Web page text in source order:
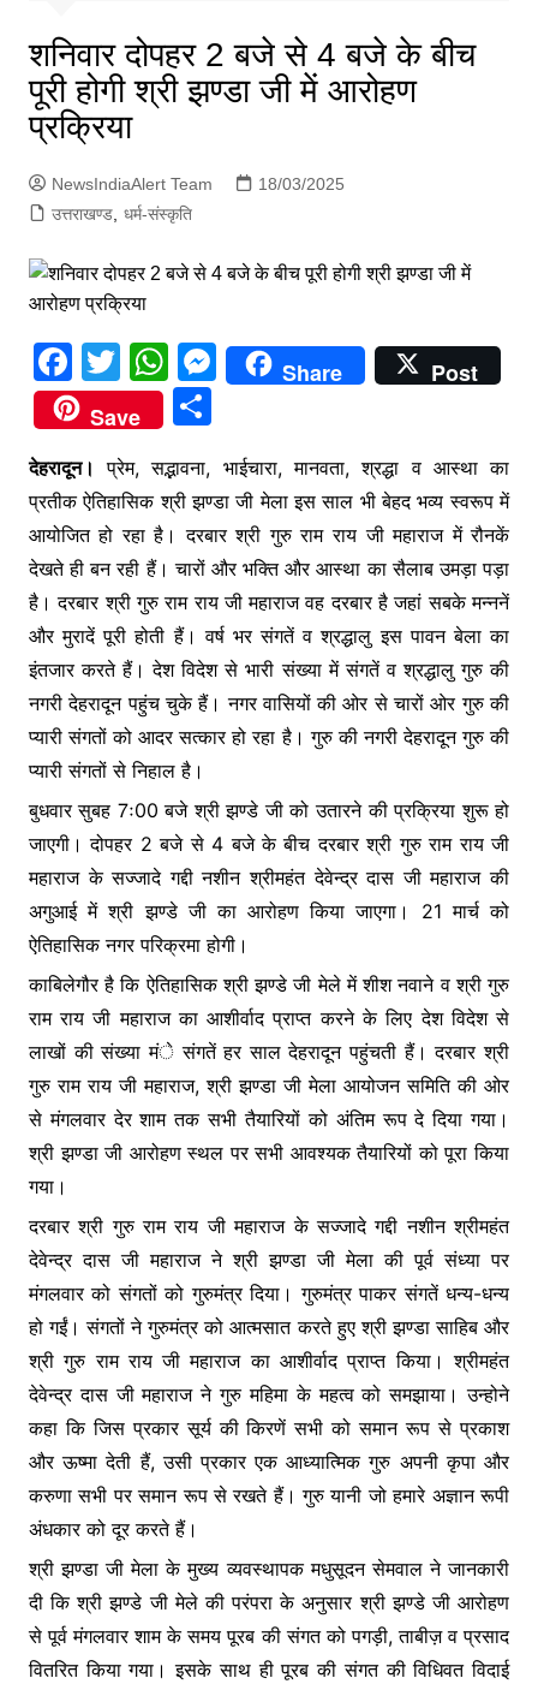
शनिवार दोपहर 2 बजे से 4 बजे के बीच
पूरी होगी श्री झण्डा जी में आरोहण
प्रक्रिया
NewsIndiaAlert Team
18/03/2025
उत्तराखण्ड, धर्म-संस्कृति
F
a
c
e
b
o
o
k
T
w
itt
er
W
h
at
s
A
p
p
M
e
s
e
n
g
er
Share
Post
Save
S
ar
e
देहरादून। प्रेम, सद्भावना, भाईचारा, मानवता, श्रद्धा व आस्था का
प्रतीक ऐतिहासिक श्री झण्डा जी मेला इस साल भी बेहद भव्य स्वरूप में
आयोजित हो रहा है। दरबार श्री गुरु राम राय जी महाराज में रौनकें
देखते ही बन रही हैं। चारों और भक्ति और आस्था का सैलाब उमड़ा पड़ा
है। दरबार श्री गुरु राम राय जी महाराज वह दरबार है जहां सबके मन्ननें
और मुरादें पूरी होती हैं। वर्ष भर संगतें व श्रद्धालु इस पावन बेला का
इंतजार करते हैं। देश विदेश से भारी संख्या में संगतें व श्रद्धालु गुरु की
नगरी देहरादून पहुंच चुके हैं। नगर वासियों की ओर से चारों ओर गुरु की
प्यारी संगतों को आदर सत्कार हो रहा है। गुरु की नगरी देहरादून गुरु की
प्यारी संगतों से निहाल है।
बुधवार सुबह 7ः00 बजे श्री झण्डे जी को उतारने की प्रक्रिया शुरू हो
जाएगी। दोपहर 2 बजे से 4 बजे के बीच दरबार श्री गुरु राम राय जी
महाराज के सज्जादे गद्दी नशीन श्रीमहंत देवेन्द्र दास जी महाराज की
अगुआई में श्री झण्डे जी का आरोहण किया जाएगा। 21 मार्च को
ऐतिहासिक नगर परिक्रमा होगी।
काबिलेगौर है कि ऐतिहासिक श्री झण्डे जी मेले में शीश नवाने व श्री गुरु
राम राय जी महाराज का आशीर्वाद प्राप्त करने के लिए देश विदेश से
लाखों की संख्या मंे संगतें हर साल देहरादून पहुंचती हैं। दरबार श्री
गुरु राम राय जी महाराज, श्री झण्डा जी मेला आयोजन समिति की ओर
से मंगलवार देर शाम तक सभी तैयारियों को अंतिम रूप दे दिया गया।
श्री झण्डा जी आरोहण स्थल पर सभी आवश्यक तैयारियों को पूरा किया
गया।
दरबार श्री गुरु राम राय जी महाराज के सज्जादे गद्दी नशीन श्रीमहंत
देवेन्द्र दास जी महाराज ने श्री झण्डा जी मेला की पूर्व संध्या पर
मंगलवार को संगतों को गुरुमंत्र दिया। गुरुमंत्र पाकर संगतें धन्य-धन्य
हो गईं। संगतों ने गुरुमंत्र को आत्मसात करते हुए श्री झण्डा साहिब और
श्री गुरु राम राय जी महाराज का आशीर्वाद प्राप्त किया। श्रीमहंत
देवेन्द्र दास जी महाराज ने गुरु महिमा के महत्व को समझाया। उन्होने
कहा कि जिस प्रकार सूर्य की किरणें सभी को समान रूप से प्रकाश
और ऊष्मा देती हैं, उसी प्रकार एक आध्यात्मिक गुरु अपनी कृपा और
करुणा सभी पर समान रूप से रखते हैं। गुरु यानी जो हमारे अज्ञान रूपी
अंधकार को दूर करते हैं।
श्री झण्डा जी मेला के मुख्य व्यवस्थापक मधुसूदन सेमवाल ने जानकारी
दी कि श्री झण्डे जी मेले की परंपरा के अनुसार श्री झण्डे जी आरोहण
से पूर्व मंगलवार शाम के समय पूरब की संगत को पगड़ी, ताबीज़ व प्रसाद
वितरित किया गया। इसके साथ ही पूरब की संगत की विधिवत विदाई